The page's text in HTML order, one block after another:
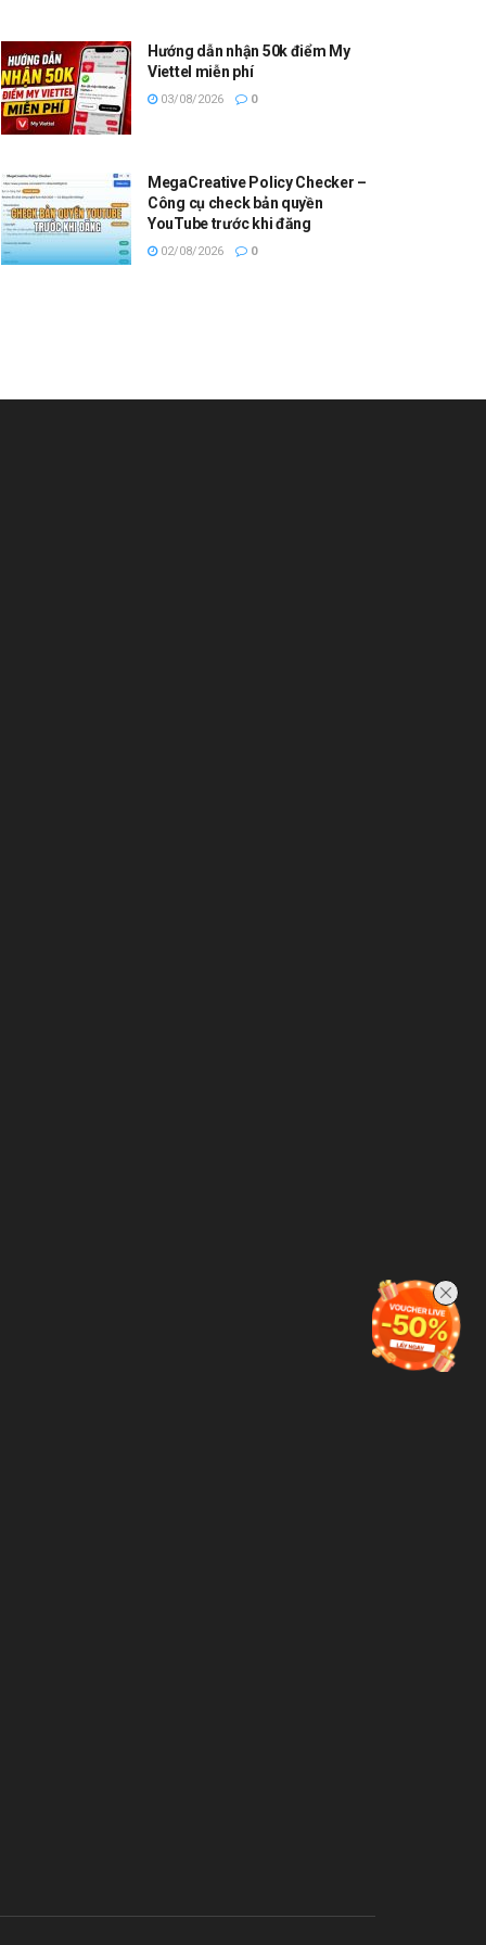
Hướng dẫn nhận 50k điểm My
Viettel miễn phí
03/08/2026 0
MegaCreative Policy Checker –
Công cụ check bản quyền
YouTube trước khi đăng
02/08/2026 0